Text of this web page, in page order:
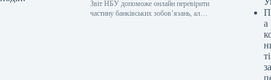
посібник
Звіт НБУ допоможе онлайн перевірити
частину банківських зобов’язань, але
а